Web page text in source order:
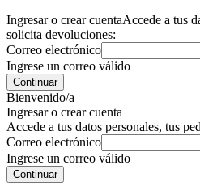
Ingresar o crear cuentaAccede a tus
solicita devoluciones:
Correo electrónico
Ingrese un correo válido
Continuar
Bienvenido/a
Ingresar o crear cuenta
Accede a tus datos personales, tus
Correo electrónico
Ingrese un correo válido
Continuar